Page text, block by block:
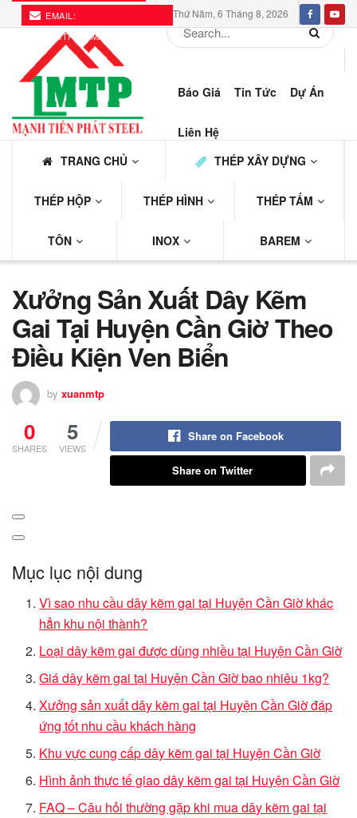
EMAIL:
THEPMTP@GMAIL.COM
Thứ Năm, 6 Tháng 8, 2026
Báo Giá Tin Tức Dự Án
Liên Hệ
TRANG CHỦ
THÉP XÂY DỰNG
THÉP HỘP THÉP HÌNH THÉP TẤM
TÔN INOX BAREM
Xưởng Sản Xuất Dây Kẽm
Gai Tại Huyện Cần Giờ Theo
Điều Kiện Ven Biển
by xuanmtp
0
SHARES
5
VIEWS
Share on Facebook
Share on Twitter
Mục lục nội dung
Vì sao nhu cầu dây kẽm gai tại Huyện Cần Giờ khác
hẳn khu nội thành?
Loại dây kẽm gai được dùng nhiều tại Huyện Cần Giờ
Giá dây kẽm gai tại Huyện Cần Giờ bao nhiêu 1kg?
Xưởng sản xuất dây kẽm gai tại Huyện Cần Giờ đáp
ứng tốt nhu cầu khách hàng
Khu vực cung cấp dây kẽm gai tại Huyện Cần Giờ
Hình ảnh thực tế giao dây kẽm gai tại Huyện Cần Giờ
FAQ – Câu hỏi thường gặp khi mua dây kẽm gai tại